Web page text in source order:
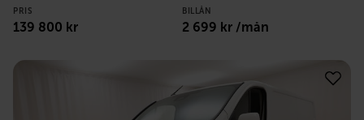
PRIS
139 800 kr
BILLÅN
2 699 kr /mån